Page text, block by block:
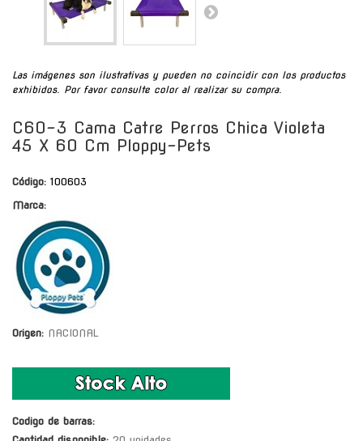
Las imágenes son ilustrativas y pueden no coincidir con los productos
exhibidos. Por favor consulte color al realizar su compra.
C60-3 Cama Catre Perros Chica Violeta
45 X 60 Cm Ploppy-Pets
Código: 100603
Marca:
Origen: NACIONAL
Codigo de barras: